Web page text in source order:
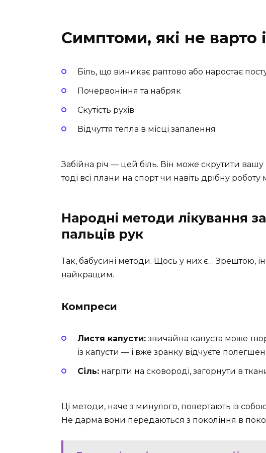
Симптоми, які не варто
Біль, що виникає раптово або наростає
Почервоніння та набряк
Скутість рухів
Відчуття тепла в місці запалення
Забійна річ — цей біль. Він може скрутити вашу
тоді всі плани на спорт чи навіть дрібну роботу
Народні методи лікування
пальців рук
Так, бабусині методи. Щось у них є… Зрештою,
найкращим.
Компреси
Листя капусти: звичайна капуста може
із капусти — і вже зранку відчуєте
Сіль: нагріти на сковороді, загорнути в
Ці методи, наче з минулого, повертають із
Не дарма вони передаються з покоління в